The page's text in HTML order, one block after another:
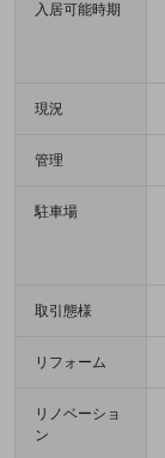
入居可能時期
現況
管理
駐車場
取引態様
リフォーム
リノベーショ
ン